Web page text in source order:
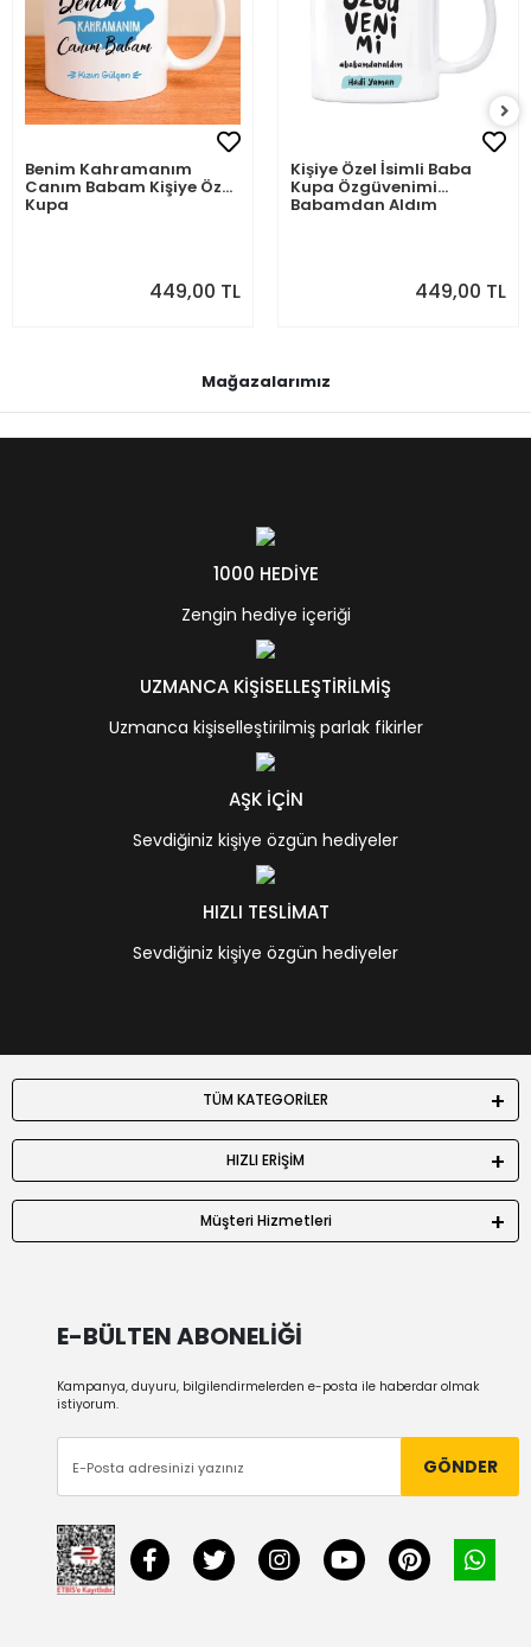
Benim Kahramanım
Canım Babam Kişiye Özel
Kupa
449,00 TL
Kişiye Özel İsimli Baba
Kupa Özgüvenimi
Babamdan Aldım
449,00 TL
Mağazalarımız
1000 HEDİYE
Zengin hediye içeriği
UZMANCA KİŞİSELLEŞTİRİLMİŞ
Uzmanca kişiselleştirilmiş parlak fikirler
AŞK İÇİN
Sevdiğiniz kişiye özgün hediyeler
HIZLI TESLİMAT
Sevdiğiniz kişiye özgün hediyeler
TÜM KATEGORİLER
HIZLI ERİŞİM
Müşteri Hizmetleri
E-BÜLTEN ABONELİĞİ
Kampanya, duyuru, bilgilendirmelerden e-posta ile haberdar olmak
istiyorum.
GÖNDER